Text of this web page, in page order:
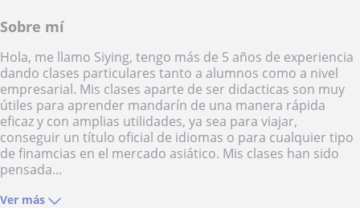
Sobre mí
Hola, me llamo Siying, tengo más de 5 años de experiencia
dando clases particulares tanto a alumnos como a nivel
empresarial. Mis clases aparte de ser didacticas son muy
útiles para aprender mandarín de una manera rápida
eficaz y con amplias utilidades, ya sea para viajar,
conseguir un título oficial de idiomas o para cualquier tipo
de finamcias en el mercado asiático. Mis clases han sido
pensada...
Ver más